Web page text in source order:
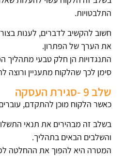
התלבטויות.
חשוב להקשיב לדברים, לענות
את הערך של הפתרון.
התנגדויות הן חלק טבעי מתהליך
סימן לכך שהלקוח מתעניין ורוצה
שלב 9 -סגירת העסקה
כאשר הלקוח מוכן להתקדם,
בשלב זה מבהירים את תנאי
והשלבים הבאים בתהליך.
המטרה היא להפוך את ההחלטה